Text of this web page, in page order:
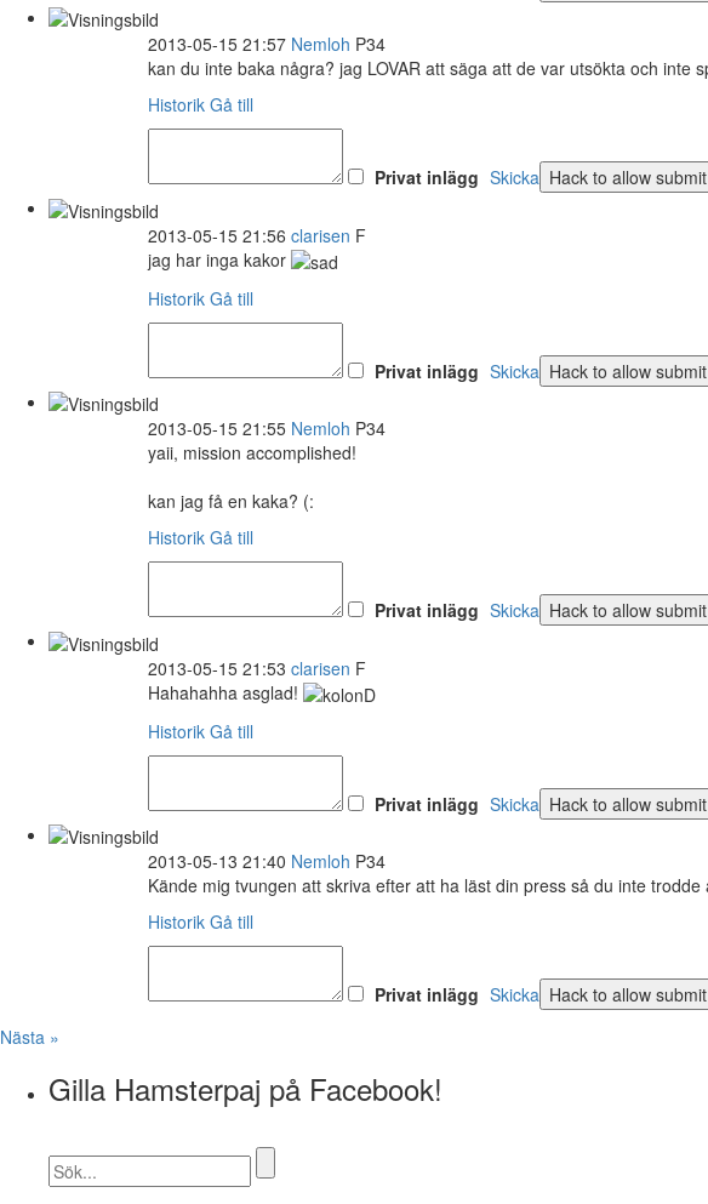
2013-05-15 21:57 Nemloh P34
kan du inte baka några? jag LOVAR att säga att de var utsökta och inte
Historik Gå till
Privat inlägg Skicka
2013-05-15 21:56 clarisen F
jag har inga kakor
Historik Gå till
Privat inlägg Skicka
2013-05-15 21:55 Nemloh P34
yaii, mission accomplished!
kan jag få en kaka? (:
Historik Gå till
Privat inlägg Skicka
2013-05-15 21:53 clarisen F
Hahahahha asglad!
Historik Gå till
Privat inlägg Skicka
2013-05-13 21:40 Nemloh P34
Kände mig tvungen att skriva efter att ha läst din press så du inte
Historik Gå till
Privat inlägg Skicka
Nästa »
Gilla Hamsterpaj på Facebook!